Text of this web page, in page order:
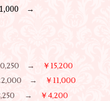
→
→
￥15,200
→
￥11,000
→
￥4,200